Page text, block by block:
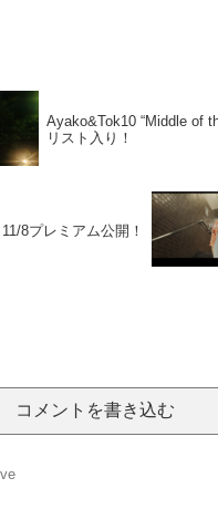
Ayako&Tok10 “Middle of
リスト入り！
8プレミアム公開！
コメントを書き込む